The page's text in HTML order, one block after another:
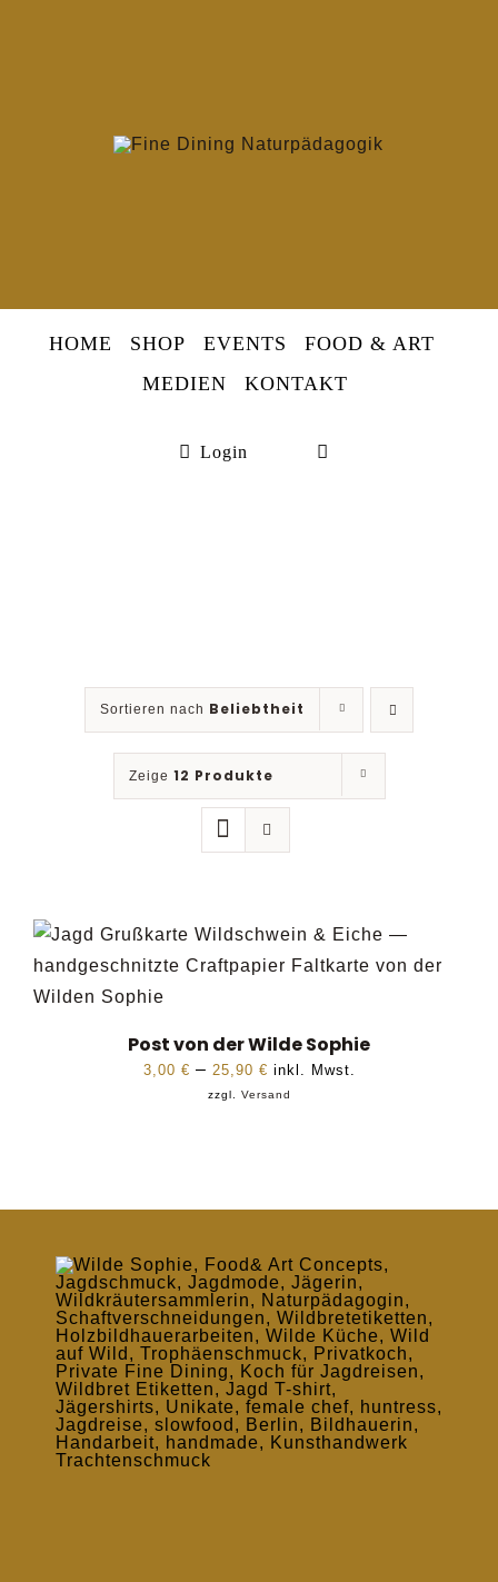
erste
HOME SHOP EVENTS
FOOD & ART
MEDIEN
KONTAKT
Login
Sortieren nach Beliebtheit
Zeige 12 Produkte
Post von der Wilde Sophie
3,00 € – 25,90 €Preisspanne:
3,00 €
inkl. Mwst.
zzgl. Versand